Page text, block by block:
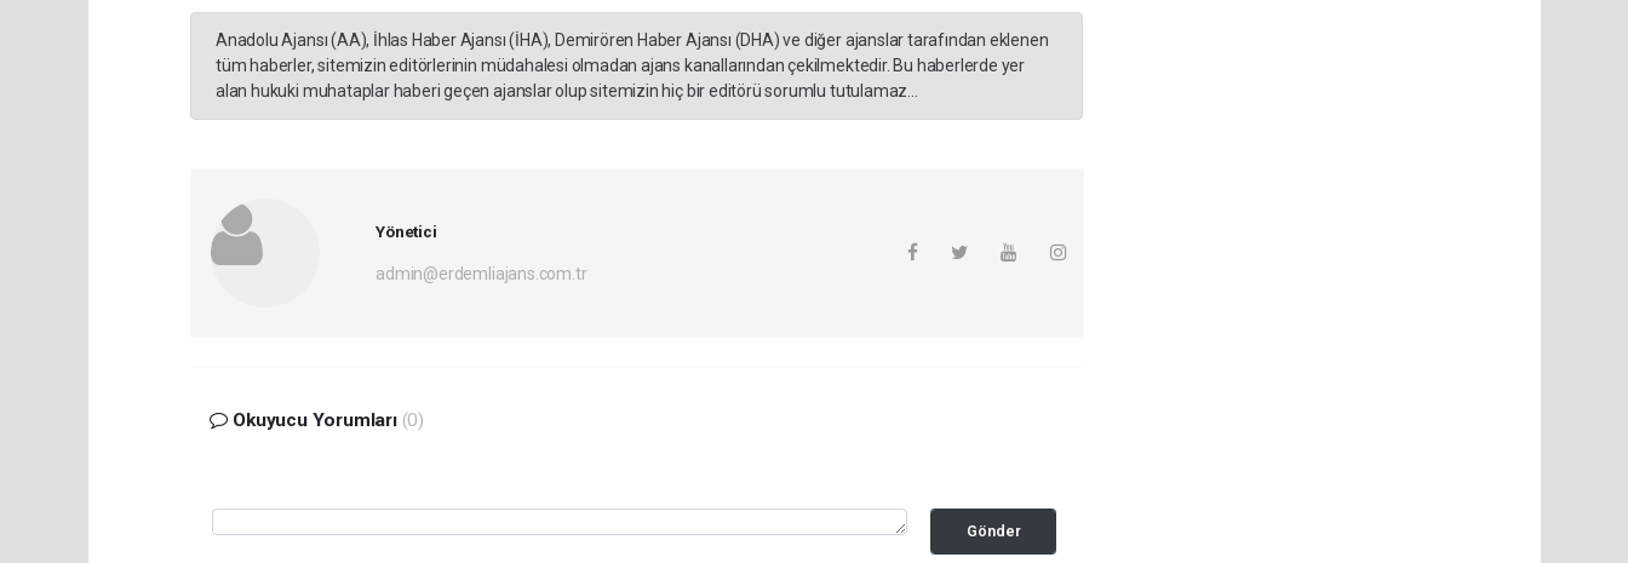
Anadolu Ajansı (AA), İhlas Haber Ajansı (İHA), Demirören Haber Ajansı (DHA) ve diğer ajanslar tarafından eklenen
tüm haberler, sitemizin editörlerinin müdahalesi olmadan ajans kanallarından çekilmektedir. Bu haberlerde yer
alan hukuki muhataplar haberi geçen ajanslar olup sitemizin hiç bir editörü sorumlu tutulamaz...
Yönetici
admin@erdemliajans.com.tr
Okuyucu Yorumları (0)
Gönder